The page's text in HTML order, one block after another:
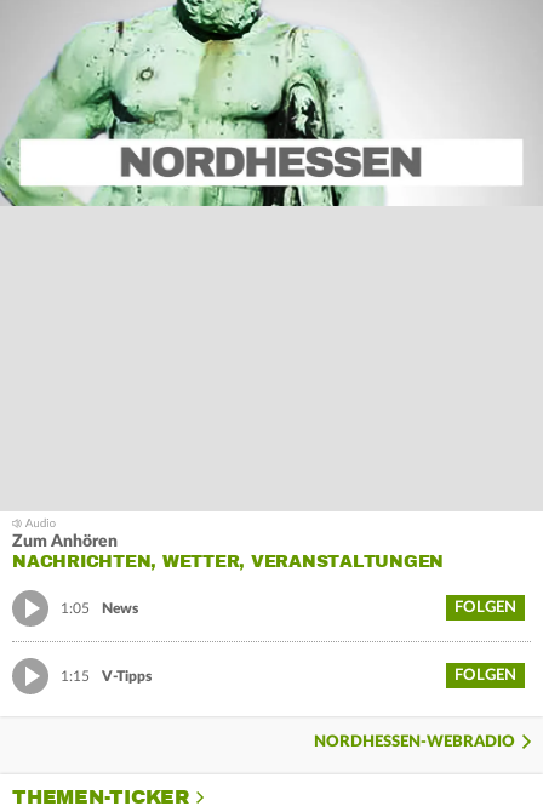
Zum Anhören
NACHRICHTEN, WETTER, VERANSTALTUNGEN
1:05 News FOLGEN
1:15 V-Tipps FOLGEN
NORDHESSEN-WEBRADIO
THEMEN-TICKER